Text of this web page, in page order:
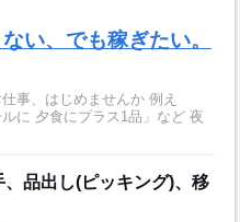
い、でも稼ぎたい。
事、はじめませんか 例え
に 夕食にプラス1品」など 夜
品出し(ピッキング)、移